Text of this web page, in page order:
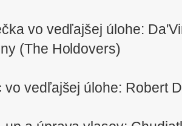
vo vedľajšej úlohe:
(The Holdovers)
vedľajšej úlohe: Robert